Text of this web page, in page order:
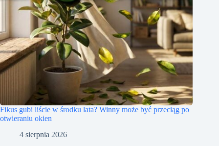
Fikus gubi liście w środku lata? Winny może być przeciąg po
otwieraniu okien
4 sierpnia 2026